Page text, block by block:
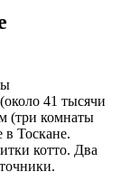
41 тысячи
(три комнаты
в Тоскане.
котто. Два